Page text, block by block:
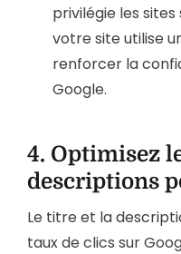
privilégie les
votre site utilise
renforcer la
Google.
4. Optimisez
descriptions
Le titre et la
taux de clics sur